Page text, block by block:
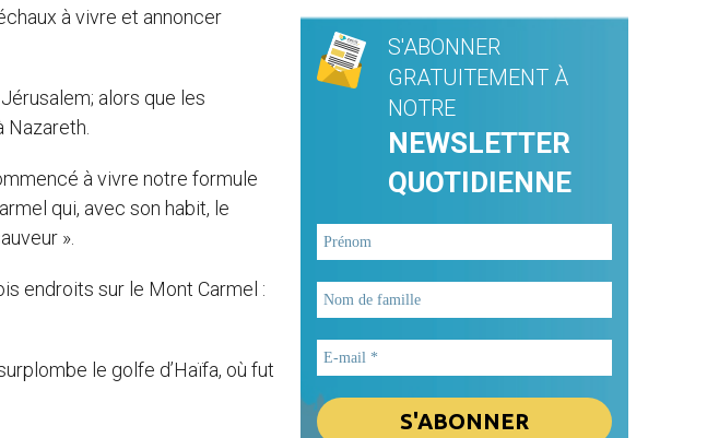
à vivre et annoncer
alors que les
à vivre notre formule
qui, avec son habit, le
».
endroits sur le Mont Carmel :
le golfe d’Haïfa, où fut
S'ABONNER
GRATUITEMENT À
NOTRE
NEWSLETTER
QUOTIDIENNE